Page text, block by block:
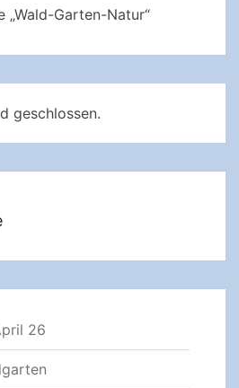
„Wald-Garten-Natur“
geschlossen.
26